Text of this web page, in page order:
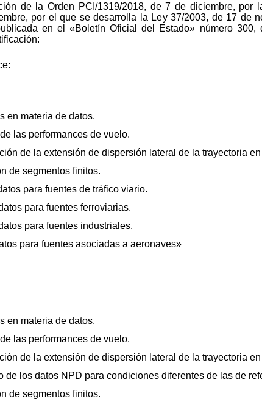
de la Orden PCI/1319/2018, de 7 de diciembre, por
por el que se desarrolla la Ley 37/2003, de 17 de
en el «Boletín Oficial del Estado» número
en materia de datos.
las performances de vuelo.
de la extensión de dispersión lateral de la trayectoria en
de segmentos finitos.
para fuentes de tráfico viario.
para fuentes ferroviarias.
para fuentes industriales.
para fuentes asociadas a aeronaves»
en materia de datos.
las performances de vuelo.
de la extensión de dispersión lateral de la trayectoria en
de los datos NPD para condiciones diferentes de las de
de segmentos finitos.